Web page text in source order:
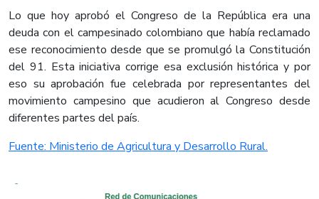
Lo que hoy aprobó el Congreso de la República era una
deuda con el campesinado colombiano que había reclamado
ese reconocimiento desde que se promulgó la Constitución
del 91. Esta iniciativa corrige esa exclusión histórica y por
eso su aprobación fue celebrada por representantes del
movimiento campesino que acudieron al Congreso desde
diferentes partes del país.​
Fuente: Ministerio de Agricultura y Desarrollo Rural.​